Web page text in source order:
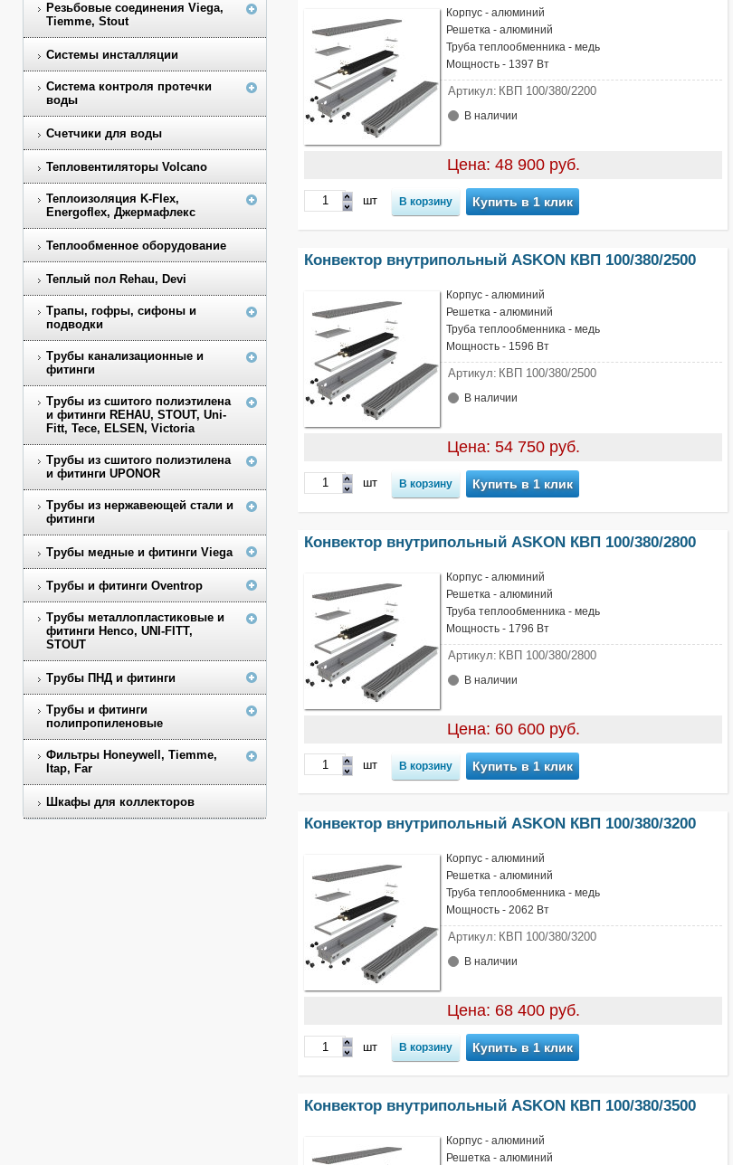
Резьбовые соединения Viega,
Tiemme, Stout
Системы инсталляции
Система контроля протечки
воды
Счетчики для воды
Тепловентиляторы Volcano
Теплоизоляция K-Flex,
Energoflex, Джермафлекс
Теплообменное оборудование
Теплый пол Rehau, Devi
Трапы, гофры, сифоны и
подводки
Трубы канализационные и
фитинги
Трубы из сшитого полиэтилена
и фитинги REHAU, STOUT, Uni-
Fitt, Tece, ELSEN, Victoria
Трубы из сшитого полиэтилена
и фитинги UPONOR
Трубы из нержавеющей стали и
фитинги
Трубы медные и фитинги Viega
Трубы и фитинги Oventrop
Трубы металлопластиковые и
фитинги Henco, UNI-FITT,
STOUT
Трубы ПНД и фитинги
Трубы и фитинги
полипропиленовые
Фильтры Honeywell, Tiemme,
Itap, Far
Шкафы для коллекторов
Корпус - алюминий
Решетка - алюминий
Труба теплообменника - медь
Мощность - 1397 Вт
Артикул: КВП 100/380/2200
В наличии
Цена: 48 900 руб.
шт Купить в 1 клик
Конвектор внутрипольный ASKON КВП 100/380/2500
Корпус - алюминий
Решетка - алюминий
Труба теплообменника - медь
Мощность - 1596 Вт
Артикул: КВП 100/380/2500
В наличии
Цена: 54 750 руб.
шт Купить в 1 клик
Конвектор внутрипольный ASKON КВП 100/380/2800
Корпус - алюминий
Решетка - алюминий
Труба теплообменника - медь
Мощность - 1796 Вт
Артикул: КВП 100/380/2800
В наличии
Цена: 60 600 руб.
шт Купить в 1 клик
Конвектор внутрипольный ASKON КВП 100/380/3200
Корпус - алюминий
Решетка - алюминий
Труба теплообменника - медь
Мощность - 2062 Вт
Артикул: КВП 100/380/3200
В наличии
Цена: 68 400 руб.
шт Купить в 1 клик
Конвектор внутрипольный ASKON КВП 100/380/3500
Корпус - алюминий
Решетка - алюминий